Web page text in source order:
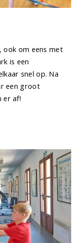
om eens met
is een
snel op. Na
een groot
er af!